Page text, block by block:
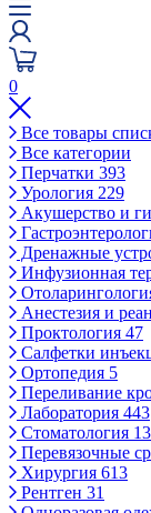
0
Все товары
Все категории
Перчатки 393
Урология 229
Акушерство и
Дренажные
Инфузионная
Анестезия и
Проктология 47
Салфетки
Ортопедия 5
Переливание
Лаборатория 443
Стоматология
Перевязочные
Хирургия 613
Рентген 31